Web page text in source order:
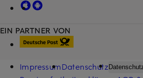
EIN PARTNER VON
ImpressumDatenschutz